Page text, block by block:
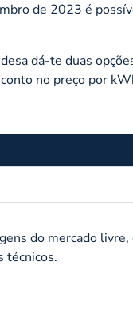
de 2023 é
dá-te duas
no preço por
do mercado livre,
técnicos.